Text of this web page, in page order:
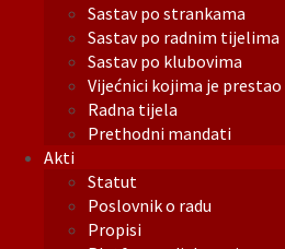
Sastav po strankama
Sastav po radnim tijelima
Sastav po klubovima
Vijećnici kojima je
Radna tijela
Prethodni mandati
Akti
Statut
Poslovnik o radu
Propisi